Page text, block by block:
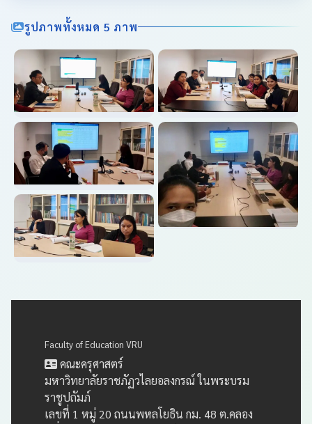
รูปภาพทั้งหมด 5 ภาพ
Faculty of Education VRU
คณะครุศาสตร์
มหาวิทยาลัยราชภัฏวไลยอลงกรณ์ ในพระบรม
ราชูปถัมภ์
เลขที่ 1 หมู่ 20 ถนนพหลโยธิน กม. 48 ต.คลอง